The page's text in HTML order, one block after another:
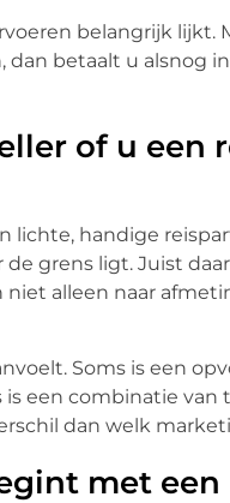
belangrijk lijkt.
betaalt u alsnog
of u een
lichte, handige
grens ligt. Juist
alleen naar
Soms is een
een combinatie
dan welk
met